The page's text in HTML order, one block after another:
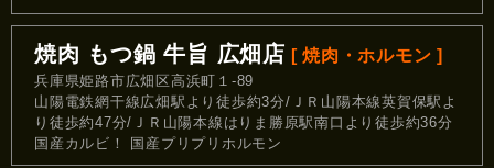
焼肉 もつ鍋 牛旨 広畑店 [ 焼肉・ホルモン ]
兵庫県姫路市広畑区高浜町１-89
山陽電鉄網干線広畑駅より徒歩約3分/ＪＲ山陽本線英賀保駅よ
り徒歩約47分/ＪＲ山陽本線はりま勝原駅南口より徒歩約36分
国産カルビ！ 国産プリプリホルモン